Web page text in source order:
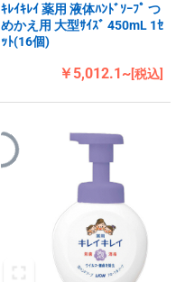
ｷﾚｲｷﾚｲ 薬用 液体ﾊﾝﾄﾞｿｰﾌﾟ つ
めかえ用 大型ｻｲｽﾞ 450mL 1ｾ
ｯﾄ(16個)
￥5,012.1~[税込]